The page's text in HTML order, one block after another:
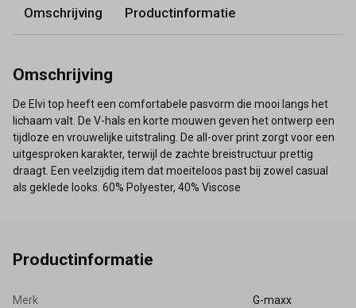
Omschrijving Productinformatie
Omschrijving
De Elvi top heeft een comfortabele pasvorm die mooi langs het
lichaam valt. De V-hals en korte mouwen geven het ontwerp een
tijdloze en vrouwelijke uitstraling. De all-over print zorgt voor een
uitgesproken karakter, terwijl de zachte breistructuur prettig
draagt. Een veelzijdig item dat moeiteloos past bij zowel casual
als geklede looks. 60% Polyester, 40% Viscose
Productinformatie
Merk G-maxx